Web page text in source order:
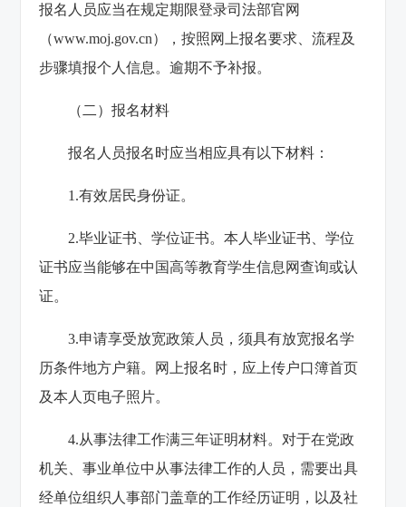
报名人员应当在规定期限登录司法部官网
（www.moj.gov.cn），按照网上报名要求、流程及
步骤填报个人信息。逾期不予补报。
（二）报名材料
报名人员报名时应当相应具有以下材料：
1.有效居民身份证。
2.毕业证书、学位证书。本人毕业证书、学位
证书应当能够在中国高等教育学生信息网查询或认
证。
3.申请享受放宽政策人员，须具有放宽报名学
历条件地方户籍。网上报名时，应上传户口簿首页
及本人页电子照片。
4.从事法律工作满三年证明材料。对于在党政
机关、事业单位中从事法律工作的人员，需要出具
经单位组织人事部门盖章的工作经历证明，以及社